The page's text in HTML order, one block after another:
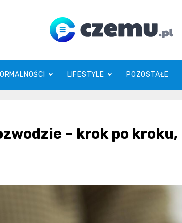
czemu.pl
LIFESTYLE POZOSTAŁE
– krok po kroku,